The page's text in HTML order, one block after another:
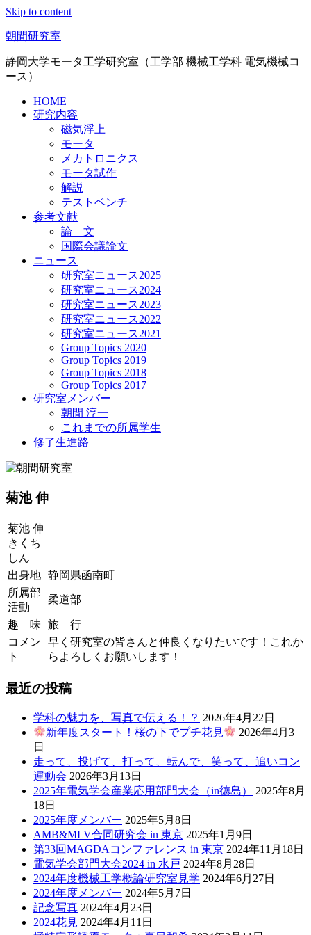
Skip to content
朝間研究室
静岡大学モータ工学研究室（工学部 機械工学科 電気機械コ
ース）
HOME
研究内容
磁気浮上
モータ
メカトロニクス
モータ試作
解説
テストベンチ
参考文献
論 文
国際会議論文
ニュース
研究室ニュース2025
研究室ニュース2024
研究室ニュース2023
研究室ニュース2022
研究室ニュース2021
Group Topics 2020
Group Topics 2019
Group Topics 2018
Group Topics 2017
研究室メンバー
朝間 淳一
これまでの所属学生
修了生進路
菊池 伸
菊池 伸
きくち
しん
出身地 静岡県函南町
所属部
活動
柔道部
趣 味 旅 行
コメン
ト
早く研究室の皆さんと仲良くなりたいです！これか
らよろしくお願いします！
最近の投稿
学科の魅力を、写真で伝える！？ 2026年4月22日
新年度スタート！桜の下でプチ花見
2026年4月3
日
走って、投げて、打って、転んで、笑って、追いコン
運動会 2026年3月13日
2025年電気学会産業応用部門大会（in徳島）
2025年8月
18日
2025年度メンバー 2025年5月8日
AMB&MLV合同研究会 in 東京 2025年1月9日
第33回MAGDAコンファレンス in 東京 2024年11月18日
電気学会部門大会2024 in 水戸 2024年8月28日
2024年度機械工学概論研究室見学 2024年6月27日
2024年度メンバー 2024年5月7日
記念写真 2024年4月23日
2024花見 2024年4月11日